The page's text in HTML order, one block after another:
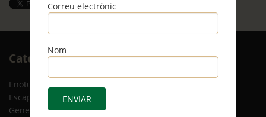
Correu electrònic
Nom
Save
Categories
Enoturisme
Escapades
(12)
General
(8)
Arxiu